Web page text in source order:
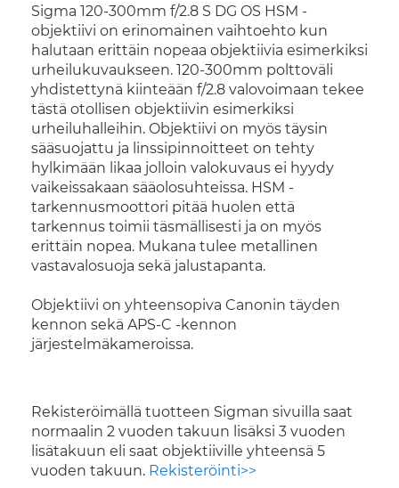
Sigma 120-300mm f/2.8 S DG OS HSM -
objektiivi on erinomainen vaihtoehto kun
halutaan erittäin nopeaa objektiivia esimerkiksi
urheilukuvaukseen. 120-300mm polttoväli
yhdistettynä kiinteään f/2.8 valovoimaan tekee
tästä otollisen objektiivin esimerkiksi
urheiluhalleihin. Objektiivi on myös täysin
sääsuojattu ja linssipinnoitteet on tehty
hylkimään likaa jolloin valokuvaus ei hyydy
vaikeissakaan sääolosuhteissa. HSM -
tarkennusmoottori pitää huolen että
tarkennus toimii täsmällisesti ja on myös
erittäin nopea. Mukana tulee metallinen
vastavalosuoja sekä jalustapanta.
Objektiivi on yhteensopiva Canonin täyden
kennon sekä APS-C -kennon
järjestelmäkameroissa.
Rekisteröimällä tuotteen Sigman sivuilla saat
normaalin 2 vuoden takuun lisäksi 3 vuoden
lisätakuun eli saat objektiiville yhteensä 5
vuoden takuun. Rekisteröinti>>